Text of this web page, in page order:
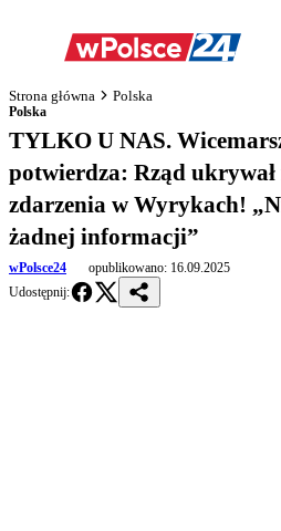
Strona główna Polska
Polska
TYLKO U NAS.
potwierdza: Rząd
zdarzenia w Wyrykach!
żadnej informacji”
wPolsce24 opublikowano: 16.09.2025
Udostępnij: